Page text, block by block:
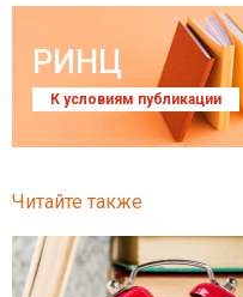
РИНЦ
К условиям публикации
Читайте также